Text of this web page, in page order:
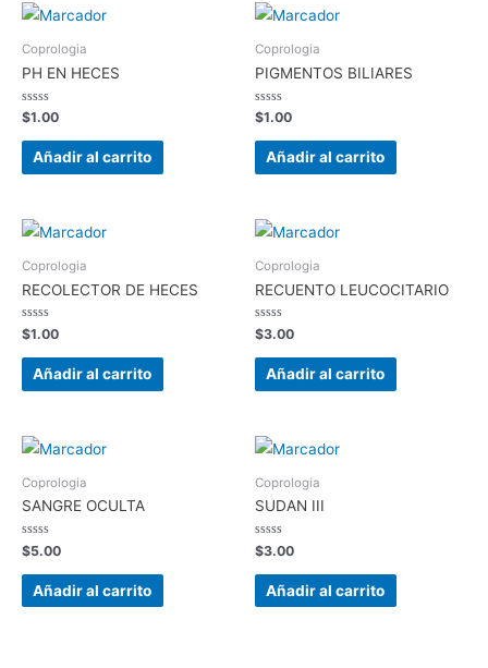
Coprologia
PH EN HECES
Valorado
en
0
$1.00
Añadir al carrito
Coprologia
PIGMENTOS BILIARES
Valorado
en
0
$1.00
Añadir al carrito
Coprologia
RECOLECTOR DE HECES
Valorado
en
0
$1.00
Añadir al carrito
Coprologia
RECUENTO LEUCOCITARIO
Valorado
en
0
$3.00
Añadir al carrito
Coprologia
SANGRE OCULTA
Valorado
en
0
$5.00
Añadir al carrito
Coprologia
SUDAN III
Valorado
en
0
$3.00
Añadir al carrito